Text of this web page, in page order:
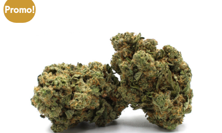
Promo!